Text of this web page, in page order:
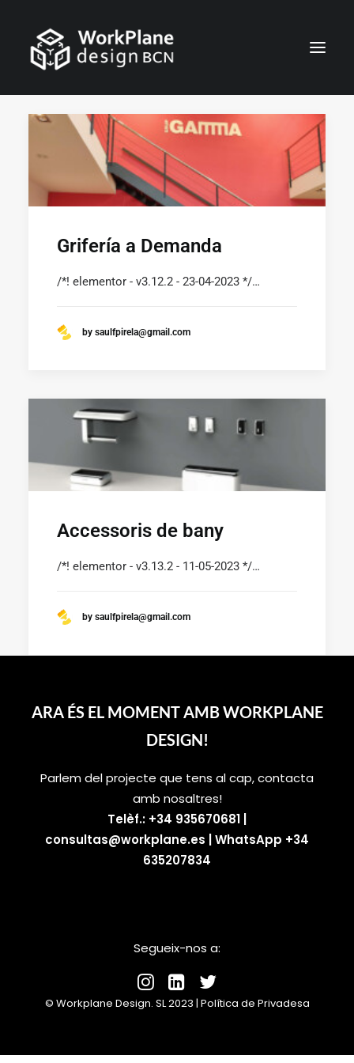
CATALÀ
INICI
QUI SOM
NOTÍCIES
SERVEIS
CASOS
SUSCRÍBETE A LA WORKPLANE NEWS!
SOY HUMANO/A/E
SEARCH
Grifería a Demanda
/*! elementor - v3.12.2 - 23-04-2023 */…
by saulfpirela@gmail.com
Accessoris de bany
/*! elementor - v3.13.2 - 11-05-2023 */…
by saulfpirela@gmail.com
ARA ÉS EL MOMENT AMB WORKPLANE
DESIGN!
Parlem del projecte que tens al cap, contacta
amb nosaltres!
Telèf.: +34 935670681
consultas@workplane.es
WhatsApp +34
635207834
Segueix-nos a:
© Workplane Design. SL 2023 | Política de Privadesa